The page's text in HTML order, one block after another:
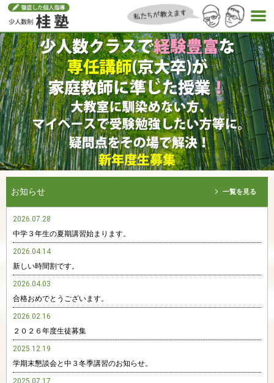
お知らせ 一覧を見る
2026.07.28
中学３年生の夏期講習始まります。
2026.04.14
新しい時間割です。
2026.04.03
合格おめでとうございます。
2026.02.16
２０２６年度生徒募集
2025.12.19
学期末懇談会と中３冬季講習のお知らせ。
2025.07.17